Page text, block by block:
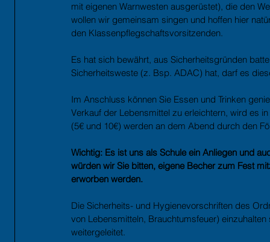
mit eigenen Warnwesten ausgerüstet), die den
wollen wir gemeinsam singen und hoffen hier
den Klassenpflegschaftsvorsitzenden.
Es hat sich bewährt, aus Sicherheitsgründen
Sicherheitsweste (z. Bsp. ADAC) hat, darf es
Im Anschluss können Sie Essen und Trinken
Verkauf der Lebensmittel zu erleichtern, wird es
(5€ und 10€) werden an dem Abend durch den
Wichtig: Es ist uns als Schule ein Anliegen und
würden wir Sie bitten, eigene Becher zum Fest
erworben werden.
Die Sicherheits- und Hygienevorschriften des
von Lebensmitteln, Brauchtumsfeuer)
weitergeleitet.